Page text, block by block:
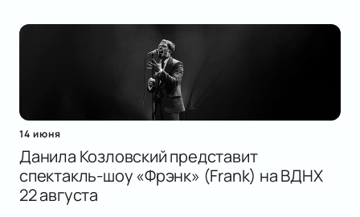
14 июня
Данила Козловский представит
спектакль-шоу «Фрэнк» (Frank) на ВДНХ
22 августа